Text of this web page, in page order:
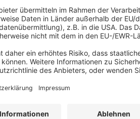
Erfolg einer Organisation – Ein
– Anleitung zum Erreichen
Dopplungen mit der ISO 9000 zu